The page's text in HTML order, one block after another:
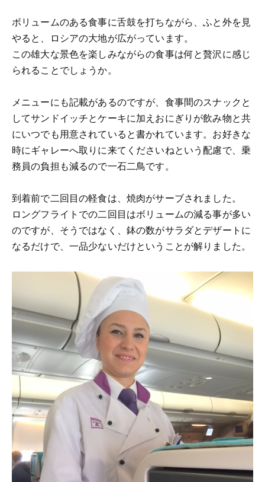
ボリュームのある食事に舌鼓を打ちながら、ふと外を見
やると、ロシアの大地が広がっています。
この雄大な景色を楽しみながらの食事は何と贅沢に感じ
られることでしょうか。
メニューにも記載があるのですが、食事間のスナックと
してサンドイッチとケーキに加えおにぎりが飲み物と共
にいつでも用意されていると書かれています。お好きな
時にギャレーへ取りに来てくださいねという配慮で、乗
務員の負担も減るので一石二鳥です。
到着前で二回目の軽食は、焼肉がサーブされました。
ロングフライトでの二回目はボリュームの減る事が多い
のですが、そうではなく、鉢の数がサラダとデザートに
なるだけで、一品少ないだけということが解りました。